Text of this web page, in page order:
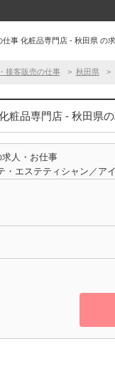
事 化粧品専門店 - 秋田県 の求
接客販売の仕事 秋田県
粧品専門店 - 秋田県
人・お仕事
・エステティシャン／ア